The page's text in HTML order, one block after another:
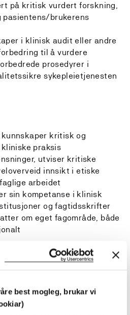
best mogleg, brukar vi
på kritisk vurdert forskning,
pasientens/brukerens
i klinisk audit eller andre
til å vurdere
prosedyrer i
sykepleietjenesten
kritisk og
praksis
utviser kritiske
innsikt i etiske
arbeidet
sin kompetanse i klinisk
og fagtidsskrifter
om eget fagområde, både
definert i kunnskap,
etter gjennomført